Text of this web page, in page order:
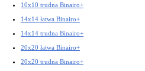
10x10 trudna Binairo+
14x14 łatwa Binairo+
14x14 trudna Binairo+
20x20 łatwa Binairo+
20x20 trudna Binairo+